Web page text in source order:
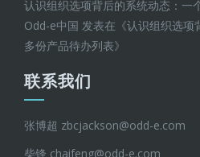
认识组织选项背后的系统动态：一
Odd-e中国 发表在《认识组织选项
多份产品待办列表》
联系我们
张博超 zbcjackson@odd-e.com
柴锋 chaifeng@odd-e.com